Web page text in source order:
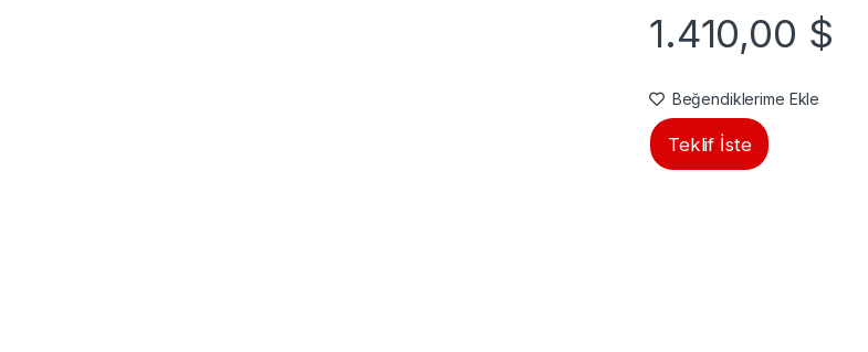
1.410,00 $
Beğendiklerime Ekle
Teklif İste